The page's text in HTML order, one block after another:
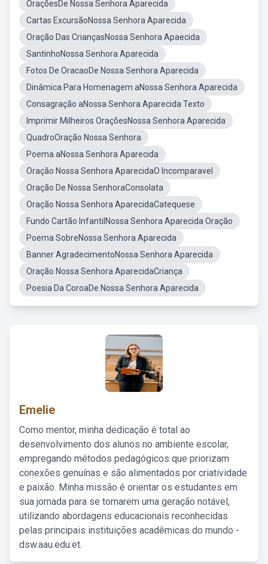
OraçõesDe Nossa Senhora Aparecida
Cartas ExcursãoNossa Senhora Aparecida
Oração Das CriançasNossa Senhora Apaecida
SantinhoNossa Senhora Aparecida
Fotos De OracaoDe Nossa Senhora Aparecida
Dinâmica Para Homenagem aNossa Senhora Aparecida
Consagração aNossa Senhora Aparecida Texto
Imprimir Milheiros OraçõesNossa Senhora Aparecida
QuadroOração Nossa Senhora
Poema aNossa Senhora Aparecida
Oração Nossa Senhora AparecidaO Incomparavel
Oração De Nossa SenhoraConsolata
Oração Nossa Senhora AparecidaCatequese
Fundo Cartão InfantilNossa Senhora Aparecida Oração
Poema SobreNossa Senhora Aparecida
Banner AgradecimentoNossa Senhora Aparecida
Oração Nossa Senhora AparecidaCriança
Poesia Da CoroaDe Nossa Senhora Aparecida
Emelie
Como mentor, minha dedicação é total ao
desenvolvimento dos alunos no ambiente escolar,
empregando métodos pedagógicos que priorizam
conexões genuínas e são alimentados por criatividade
e paixão. Minha missão é orientar os estudantes em
sua jornada para se tornarem uma geração notável,
utilizando abordagens educacionais reconhecidas
pelas principais instituições acadêmicas do mundo -
dsw.aau.edu.et.